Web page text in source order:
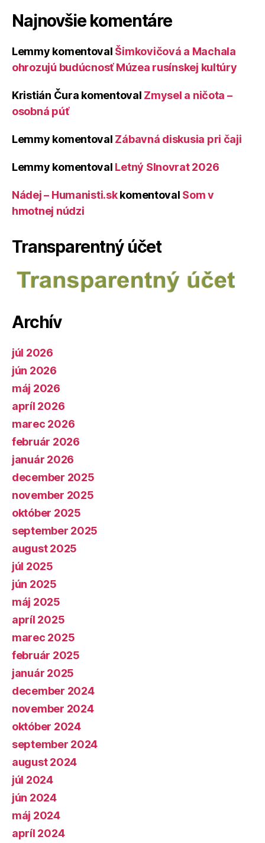
Najnovšie komentáre
Lemmy komentoval Šimkovičová a Machala
ohrozujú budúcnosť Múzea rusínskej kultúry
Kristián Čura komentoval Zmysel a ničota –
osobná púť
Lemmy komentoval Zábavná diskusia pri čaji
Lemmy komentoval Letný Slnovrat 2026
Nádej – Humanisti.skkomentoval Som v
hmotnej núdzi
Transparentný účet
Archív
júl 2026
jún 2026
máj 2026
apríl 2026
marec 2026
február 2026
január 2026
december 2025
november 2025
október 2025
september 2025
august 2025
júl 2025
jún 2025
máj 2025
apríl 2025
marec 2025
február 2025
január 2025
december 2024
november 2024
október 2024
september 2024
august 2024
júl 2024
jún 2024
máj 2024
apríl 2024